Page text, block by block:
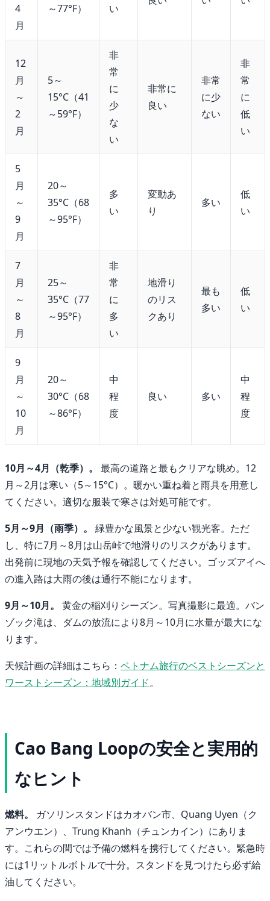
4
月
～77°F）
い
12
月
～
2
月
5～
15°C（41
～59°F）
非
常
に
少
な
い
非常に
良い
非常
に少
ない
非
常
に
低
い
5
月
～
9
月
20～
35°C（68
～95°F）
多
い
変動あ
り
多い
低
い
7
月
～
8
月
25～
35°C（77
～95°F）
非
常
に
多
い
地滑り
のリス
クあり
最も
多い
低
い
9
月
～
10
月
20～
30°C（68
～86°F）
中
程
度
良い 多い
中
程
度
10月～4月（乾季）。
最高の道路と最もクリアな眺め。12
月～2月は寒い（5～15°C）。暖かい重ね着と雨具を用意し
てください。適切な服装で寒さは対処可能です。
5月～9月（雨季）。
緑豊かな風景と少ない観光客。ただ
し、特に7月～8月は山岳峠で地滑りのリスクがあります。
出発前に現地の天気予報を確認してください。ゴッズアイへ
の進入路は大雨の後は通行不能になります。
9月～10月。
黄金の稲刈りシーズン。写真撮影に最適。バン
ゾック滝は、ダムの放流により8月～10月に水量が最大にな
ります。
天候計画の詳細はこちら： ベトナム旅行のベストシーズンと
ワーストシーズン：地域別ガイド。
Cao Bang Loopの安全と実用的
なヒント
燃料。
ガソリンスタンドはカオバン市、Quang Uyen（ク
アンウエン）、Trung Khanh（チュンカイン）にありま
す。これらの間では予備の燃料を携行してください。緊急時
には1リットルボトルで十分。スタンドを見つけたら必ず給
油してください。